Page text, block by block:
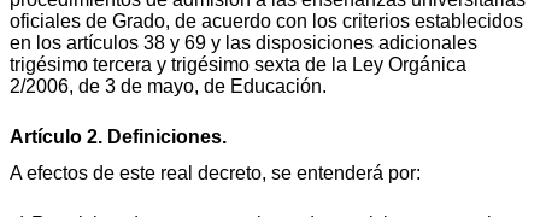
oficiales de Grado, de acuerdo con los criterios establecidos
en los artículos 38 y 69 y las disposiciones adicionales
trigésimo tercera y trigésimo sexta de la Ley Orgánica
2/2006, de 3 de mayo, de Educación.
Artículo 2. Definiciones.
A efectos de este real decreto, se entenderá por: